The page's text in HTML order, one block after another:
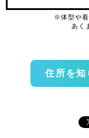
住所を